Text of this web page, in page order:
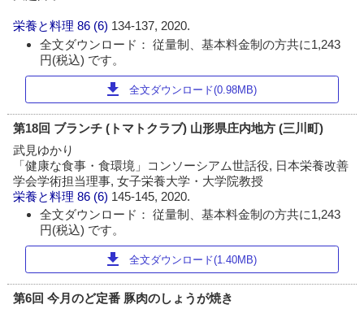
栄養と料理 86 (6) 134-137, 2020.
全文ダウンロード： 従量制、基本料金制の方共に1,243
円(税込) です。
download 全文ダウンロード(0.98MB)
第18回 ブランチ (トマトクラブ) 山形県庄内地方 (三川町)
武見ゆかり
「健康な食事・食環境」コンソーシアム世話役, 日本栄養改善
学会学術担当理事, 女子栄養大学・大学院教授
栄養と料理 86 (6) 145-145, 2020.
全文ダウンロード： 従量制、基本料金制の方共に1,243
円(税込) です。
download 全文ダウンロード(1.40MB)
第6回 今月のど定番 豚肉のしょうが焼き